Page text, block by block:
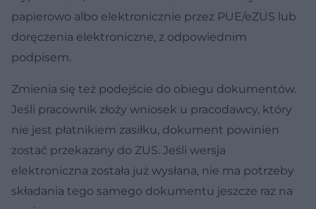
papierowo albo elektronicznie przez PUE/eZUS lub
doręczenia elektroniczne, z odpowiednim
podpisem.
Zmienia się też podejście do obiegu dokumentów.
Jeśli pracownik złoży wniosek u pracodawcy, który
nie jest płatnikiem zasiłku, dokument powinien
zostać przekazany do ZUS. Jeśli wersja
elektroniczna została już wysłana, nie ma potrzeby
składania tego samego dokumentu jeszcze raz na